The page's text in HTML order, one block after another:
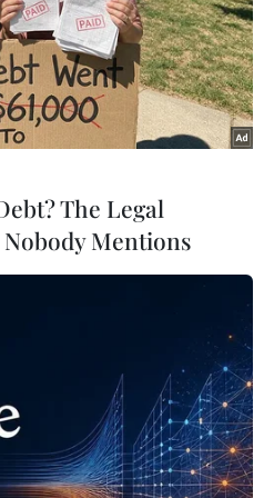
cứu nạn, hỗ trợ người dân
trong tình huống khẩn cấp
05/08/2026 10:10
Cách các sân bay Mỹ rút
The Legal
Mentions